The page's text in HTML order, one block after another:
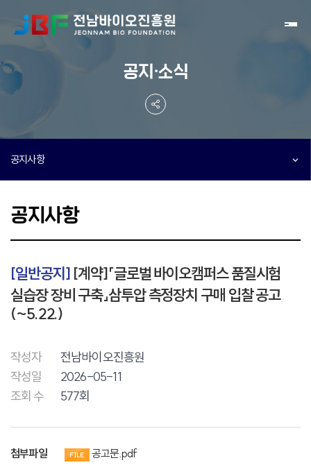
공지·소식
공지사항
공지사항
[일반공지] [계약]「글로벌 바이오캠퍼스 품질시험
실습장 장비 구축」삼투압 측정장치 구매 입찰 공고
(~5.22.)
작성자
전남바이오진흥원
작성일
2026-05-11
조회 수
577회
첨부파일 공고문.pdf